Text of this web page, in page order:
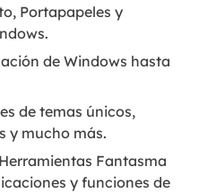
Portapapeles y
de Windows hasta
de temas únicos,
y mucho más.
Fantasma
y funciones de